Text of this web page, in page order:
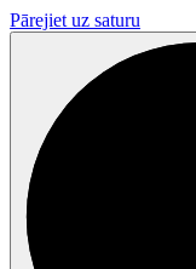
Pārejiet uz saturu